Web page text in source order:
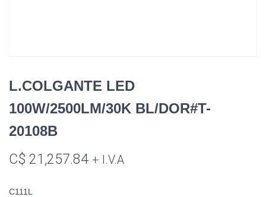
L.COLGANTE LED
100W/2500LM/30K BL/DOR#T-
20108B
C$ 21,257.84 + I.V.A
C111L